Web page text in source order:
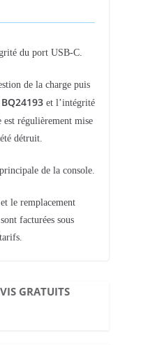
du port USB-C.
de la charge puis
BQ24193 et l’intégrité
régulièrement mise
détruit.
de la console.
le remplacement
facturées sous
GRATUITS